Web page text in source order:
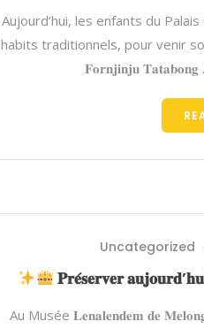
Aujourd’hui, les enfants du
habits traditionnels, pour venir
𝐅𝐨𝐫𝐧𝐣𝐢𝐧𝐣𝐮
Uncategorized
𝐏𝐫𝐞́𝐬𝐞𝐫𝐯𝐞𝐫
Au Musée 𝐋𝐞𝐧𝐚𝐥𝐞𝐧𝐝𝐞𝐦 𝐝𝐞